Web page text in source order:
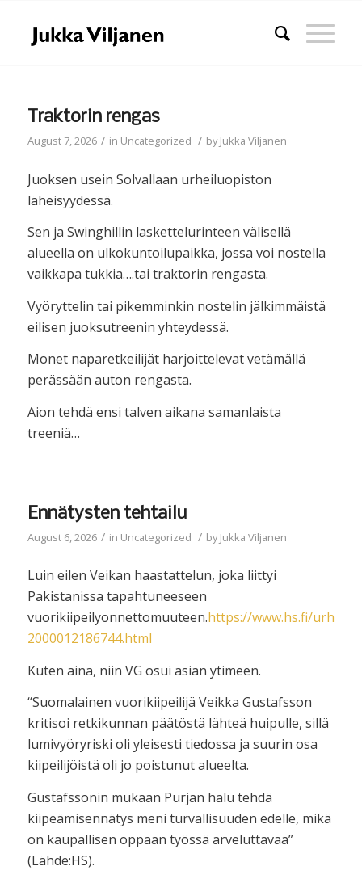
Traktorin rengas
August 7, 2026 / in Uncategorized / byJukka Viljanen
Juoksen usein Solvallaan urheiluopiston
läheisyydessä.
Sen ja Swinghillin laskettelurinteen välisellä
alueella on ulkokuntoilupaikka, jossa voi nostella
vaikkapa tukkia….tai traktorin rengasta.
Vyöryttelin tai pikemminkin nostelin jälkimmäistä
eilisen juoksutreenin yhteydessä.
Monet naparetkeilijät harjoittelevat vetämällä
perässään auton rengasta.
Aion tehdä ensi talven aikana samanlaista
treeniä…
Ennätysten tehtailu
August 6, 2026 / in Uncategorized / byJukka Viljanen
Luin eilen Veikan haastattelun, joka liittyi
Pakistanissa tapahtuneeseen
vuorikiipeilyonnettomuuteen.https://www.hs.fi/
2000012186744.html
Kuten aina, niin VG osui asian ytimeen.
“Suomalainen vuorikiipeilijä Veikka Gustafsson
kritisoi retkikunnan päätöstä lähteä huipulle, sillä
lumivyöryriski oli yleisesti tiedossa ja suurin osa
kiipeilijöistä oli jo poistunut alueelta.
Gustafssonin mukaan Purjan halu tehdä
kiipeämisennätys meni turvallisuuden edelle, mikä
on kaupallisen oppaan työssä arveluttavaa”
(Lähde:HS).